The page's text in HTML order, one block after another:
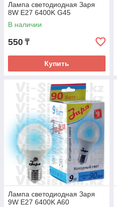
Лампа светодиодная Заря
8W E27 6400K G45
В наличии
550 ₸
Купить
Лампа светодиодная Заря
9W E27 6400K A60